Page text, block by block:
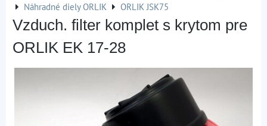
Náhradné diely ORLIK
ORLIK JSK75
Vzduch. filter komplet s krytom pre
ORLIK EK 17-28